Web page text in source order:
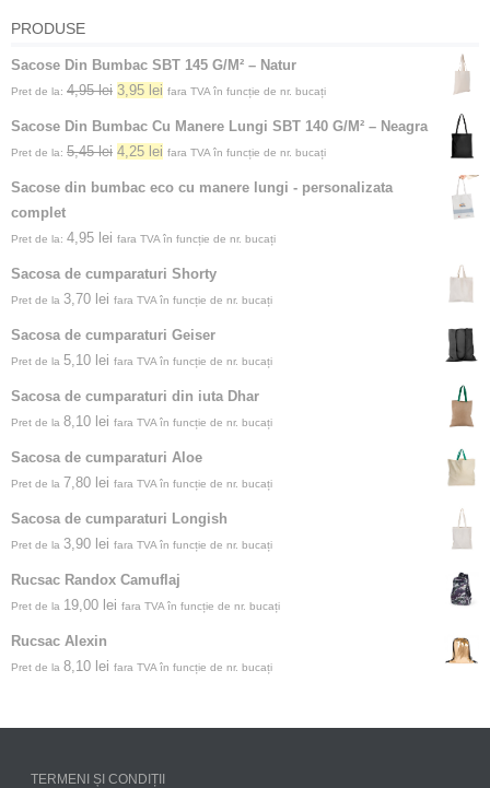
PRODUSE
Sacose Din Bumbac SBT 145 G/M² – Natur
Pret de la: 4,95lei 3,95 lei fara TVA în funcție de nr. bucați
Sacose Din Bumbac Cu Manere Lungi SBT 140 G/M² – Neagra
Pret de la: 5,45lei 4,25 lei fara TVA în funcție de nr. bucați
Sacose din bumbac eco cu manere lungi - personalizata
complet
Pret de la: 4,95 lei fara TVA în funcție de nr. bucați
Sacosa de cumparaturi Shorty
Pret de la 3,70 lei fara TVA în funcție de nr. bucați
Sacosa de cumparaturi Geiser
Pret de la 5,10 lei fara TVA în funcție de nr. bucați
Sacosa de cumparaturi din iuta Dhar
Pret de la 8,10 lei fara TVA în funcție de nr. bucați
Sacosa de cumparaturi Aloe
Pret de la 7,80 lei fara TVA în funcție de nr. bucați
Sacosa de cumparaturi Longish
Pret de la 3,90 lei fara TVA în funcție de nr. bucați
Rucsac Randox Camuflaj
Pret de la 19,00 lei fara TVA în funcție de nr. bucați
Rucsac Alexin
Pret de la 8,10 lei fara TVA în funcție de nr. bucați
TERMENI ȘI CONDIȚII